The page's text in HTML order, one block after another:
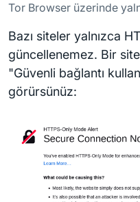
Tor Browser üzerinde
Bazı siteler yalnızca
güncellenemez. Bir
"Güvenli bağlantı
görürsünüz: